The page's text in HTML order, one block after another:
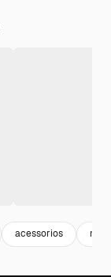
acessorios